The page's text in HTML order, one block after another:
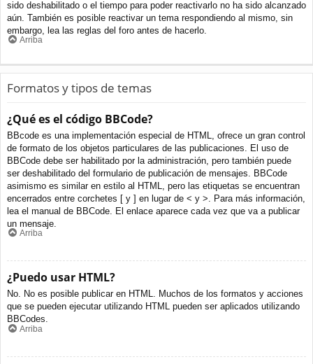
sido deshabilitado o el tiempo para poder reactivarlo no ha sido alcanzado
aún. También es posible reactivar un tema respondiendo al mismo, sin
embargo, lea las reglas del foro antes de hacerlo.
Arriba
Formatos y tipos de temas
¿Qué es el código BBCode?
BBcode es una implementación especial de HTML, ofrece un gran control
de formato de los objetos particulares de las publicaciones. El uso de
BBCode debe ser habilitado por la administración, pero también puede
ser deshabilitado del formulario de publicación de mensajes. BBCode
asimismo es similar en estilo al HTML, pero las etiquetas se encuentran
encerrados entre corchetes [ y ] en lugar de < y >. Para más información,
lea el manual de BBCode. El enlace aparece cada vez que va a publicar
un mensaje.
Arriba
¿Puedo usar HTML?
No. No es posible publicar en HTML. Muchos de los formatos y acciones
que se pueden ejecutar utilizando HTML pueden ser aplicados utilizando
BBCodes.
Arriba